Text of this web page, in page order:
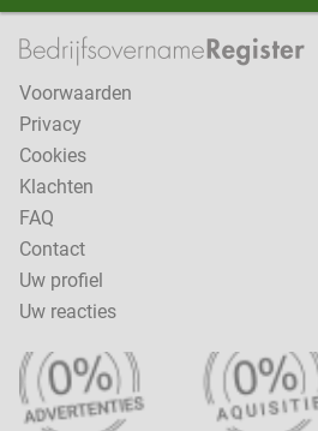
Voorwaarden
Privacy
Cookies
Klachten
FAQ
Contact
Uw profiel
Uw reacties